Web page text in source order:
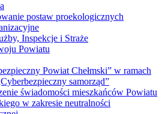
postaw proekologicznych
Inspekcje i Straże
Powiatu
Powiat Chełmski” w ramach
samorząd”
świadomości mieszkańców Powiatu
w zakresie neutralności